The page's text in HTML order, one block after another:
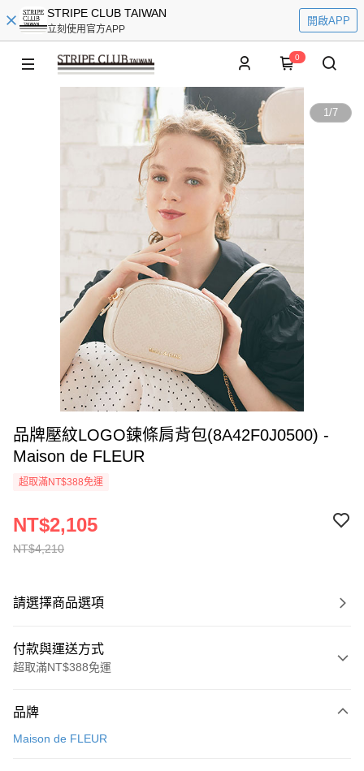
STRIPE CLUB TAIWAN
立刻使用官方APP
開啟APP
0
1/7
品牌壓紋LOGO鍊條肩背包(8A42F0J0500) -
Maison de FLEUR
超取滿NT$388免運
NT$4,210
NT$2,105
請選擇商品選項
付款與運送方式
超取滿NT$388免運
信用卡一次付款
品牌
Maison de FLEUR